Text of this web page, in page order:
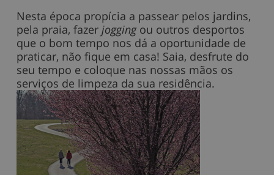
Nesta época propícia a passear pelos jardins,
pela praia, fazer joggingou outros desportos
que o bom tempo nos dá a oportunidade de
praticar, não fique em casa! Saia, desfrute do
seu tempo e coloque nas nossas mãos os
serviços de limpeza da sua residência.